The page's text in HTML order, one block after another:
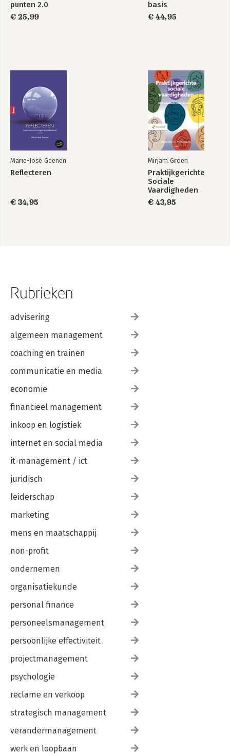
Foto's delen
Delen = vermenigvuldigen
Inleiding
Personal brand assessment
punten 2.0
€ 25,99
basis
€ 44,95
Marie-José Geenen
Reflecteren
€ 34,95
Mirjam Groen
Praktijkgerichte
Sociale
Vaardigheden
€ 43,95
Rubrieken
advisering
algemeen management
coaching en trainen
communicatie en media
economie
financieel management
inkoop en logistiek
internet en social media
it-management / ict
juridisch
leiderschap
marketing
mens en maatschappij
non-profit
ondernemen
organisatiekunde
personal finance
personeelsmanagement
persoonlijke effectiviteit
projectmanagement
psychologie
reclame en verkoop
strategisch management
verandermanagement
werk en loopbaan